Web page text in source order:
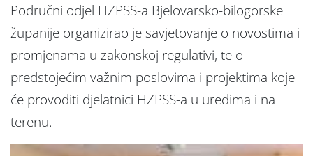
Područni odjel HZPSS-a Bjelovarsko-bilogorske
županije organizirao je savjetovanje o novostima i
promjenama u zakonskoj regulativi, te o
predstojećim važnim poslovima i projektima koje
će provoditi djelatnici HZPSS-a u uredima i na
terenu.